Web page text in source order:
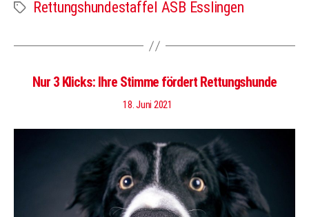
Schlagwörter
Rettungshundestaffel ASB Esslingen
Nur 3 Klicks: Ihre Stimme fördert Rettungshunde
18. Juni 2021